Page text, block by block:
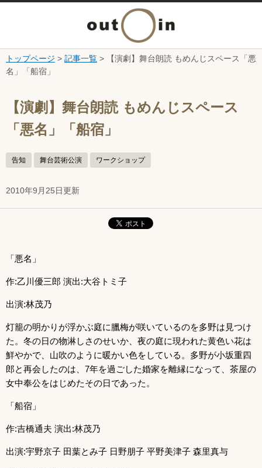
本文へ
ニ
ュ
ー
を
開
く
トップページ > 記事一覧 > 【演劇】舞台朗読 もめんじスペース「悪
名」「船宿」
【演劇】舞台朗読 もめんじスペース
「悪名」「船宿」
告知 舞台芸術公演 ワークショップ
2010年9月25日更新
「悪名」
作:乙川優三郎 演出:大谷トミ子
出演:林茂乃
灯籠の明かりが浮かぶ庭に臘梅が咲いているのを多野は見つけ
た。冬の日の物淋しさのせいか、夜の庭に現われた黄色い花は
鮮やかで、山吹のように暖かい色をしている。多野が小坂重四
郎と再会したのは、7年を過ごした婚家を離縁になって、茶屋の
女中奉公をはじめたその日であった。
「船宿」
作:吉橋通夫 演出:林茂乃
出演:宇野京子 田葉とみ子 日野朋子 平野美津子 森里真与